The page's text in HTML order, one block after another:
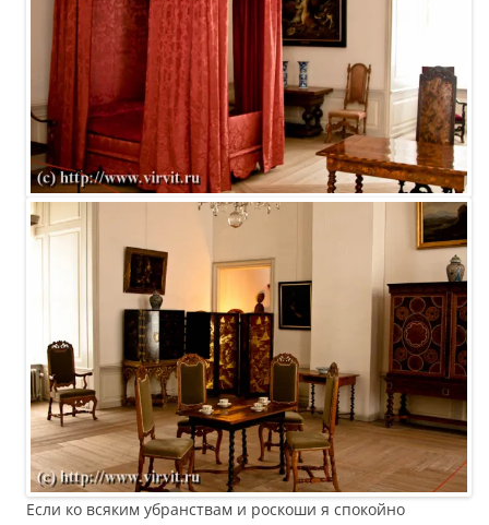
Если ко всяким убранствам и роскоши я спокойно